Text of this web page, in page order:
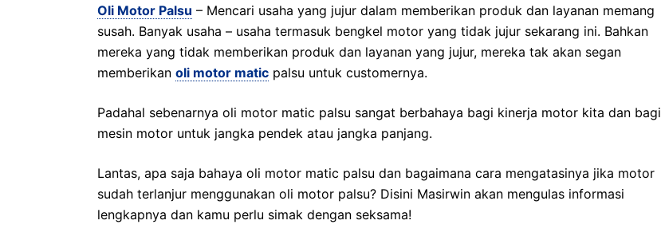
Oli Motor Palsu – Mencari usaha yang jujur dalam memberikan produk dan layanan memang
susah. Banyak usaha – usaha termasuk bengkel motor yang tidak jujur sekarang ini. Bahkan
mereka yang tidak memberikan produk dan layanan yang jujur, mereka tak akan segan
memberikan oli motor matic palsu untuk customernya.
Padahal sebenarnya oli motor matic palsu sangat berbahaya bagi kinerja motor kita dan bagi
mesin motor untuk jangka pendek atau jangka panjang.
Lantas, apa saja bahaya oli motor matic palsu dan bagaimana cara mengatasinya jika motor
sudah terlanjur menggunakan oli motor palsu? Disini Masirwin akan mengulas informasi
lengkapnya dan kamu perlu simak dengan seksama!